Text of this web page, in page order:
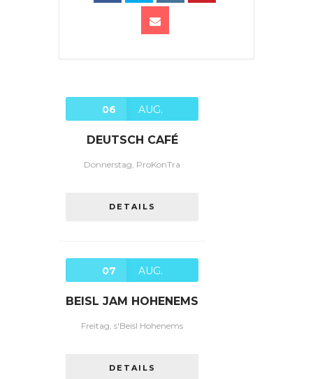
06 AUG.
DEUTSCH CAFÉ
Donnerstag, ProKonTra
DETAILS
07 AUG.
BEISL JAM HOHENEMS
Freitag, s'Beisl Hohenems
DETAILS